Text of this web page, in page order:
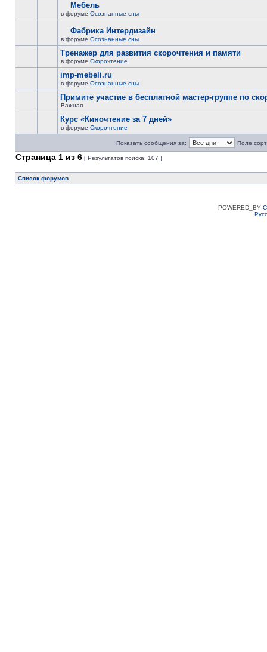
Мебель
в форуме Осознанные сны
Фабрика Интердизайн
в форуме Осознанные сны
Тренажер для развития скорочтения и памяти
в форуме Скорочтение
imp-mebeli.ru
в форуме Осознанные сны
Примите участие в бесплатной мастер-группе по
Важная
Курс «Киночтение за 7 дней»
в форуме Скорочтение
Показать сообщения за: Поле
Страница 1 из 6 [ Результатов поиска: 107 ]
Список форумов
POWERED_BY